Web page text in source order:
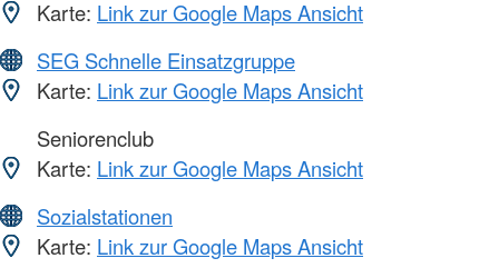
Karte: Link zur Google Maps Ansicht
SEG Schnelle Einsatzgruppe
Karte: Link zur Google Maps Ansicht
Seniorenclub
Karte: Link zur Google Maps Ansicht
Sozialstationen
Karte: Link zur Google Maps Ansicht